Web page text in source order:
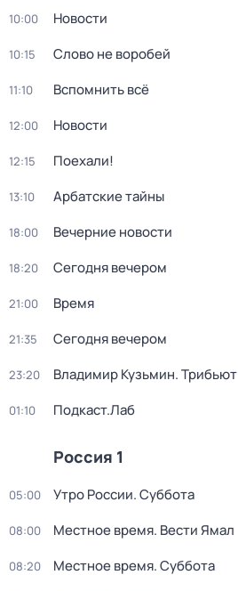
10:00 Новости
10:15 Слово не воробей
11:10 Вспомнить всё
12:00 Новости
12:15 Поехали!
13:10 Арбатские тайны
18:00 Вечерние новости
18:20 Сегодня вечером
21:00 Время
21:35 Сегодня вечером
23:20 Владимир Кузьмин. Трибьют
01:10 Подкаст.Лаб
Россия 1
05:00 Утро России. Суббота
08:00 Местное время. Вести Ямал
08:20 Местное время. Суббота